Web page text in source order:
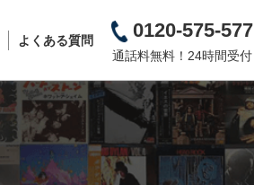
よくある質問 0120-575-577
通話料無料！24時間受付